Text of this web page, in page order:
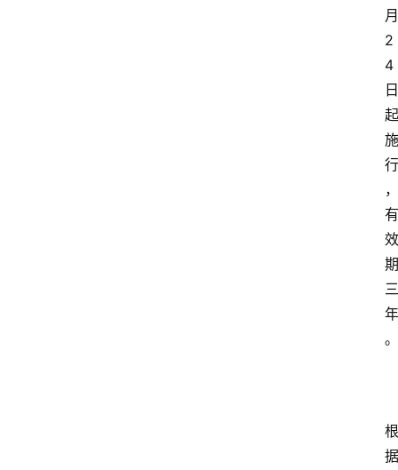
月
2
4
日
起
施
行
，
有
效
期
三
年
。
根
据